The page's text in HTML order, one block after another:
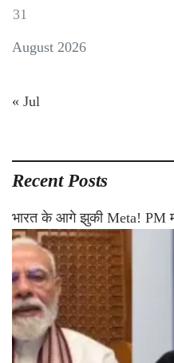
August 2026
31
« Jul
Recent Posts
भारत के आगे झुकी Meta! PM